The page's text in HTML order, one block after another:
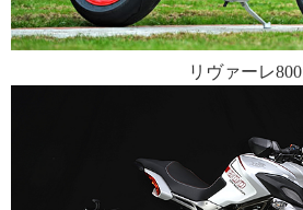
リヴァーレ800